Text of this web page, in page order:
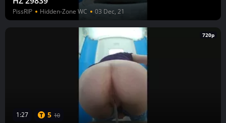
PissRIP Hidden-Zone WC 03 Dec, 21
720p
1:27 5 10